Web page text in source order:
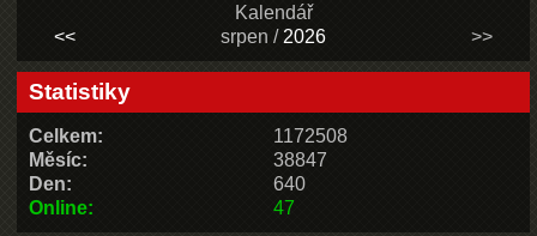
Kalendář
<<
srpen / 2026 >>
Statistiky
Online: 47
Celkem:
1172508
Měsíc:
38847
Den:
640